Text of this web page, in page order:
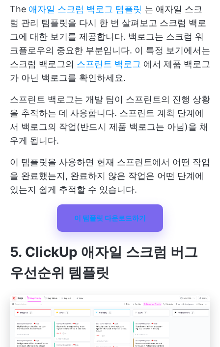
The 애자일 스크럼 백로그 템플릿 는 애자일 스크
럼 관리 템플릿을 다시 한 번 살펴보고 스크럼 백로
그에 대한 보기를 제공합니다. 백로그는 스크럼 워
크플로우의 중요한 부분입니다. 이 특정 보기에서는
스크럼 백로그의 스프린트 백로그 에서 제품 백로그
가 아닌 백로그를 확인하세요.
스프린트 백로그는 개발 팀이 스프린트의 진행 상황
을 추적하는 데 사용합니다. 스프린트 계획 단계에
서 백로그의 작업(반드시 제품 백로그는 아님)을 채
우게 됩니다.
이 템플릿을 사용하면 현재 스프린트에서 어떤 작업
을 완료했는지, 완료하지 않은 작업은 어떤 단계에
있는지 쉽게 추적할 수 있습니다.
이 템플릿 다운로드하기
5. ClickUp 애자일 스크럼 버그
우선순위 템플릿